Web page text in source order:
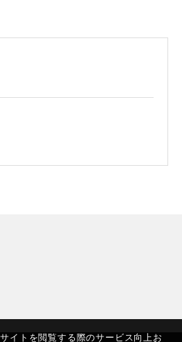
イトを閲覧する際のサービス向上お